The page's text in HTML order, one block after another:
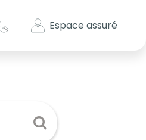
Espace assuré